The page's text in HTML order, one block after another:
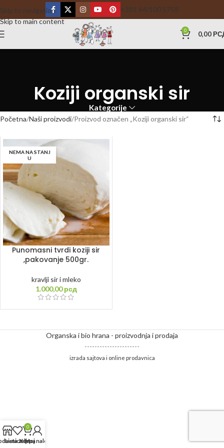
Skip to navigation
Skip to main content
+381 64/100 5758
0 0,00
Koziji organski sir
Kategorije
Početna Naši proizvodi Proizvod označen „Koziji organski sir“
NEMA NA STANJ
U
Punomasni tvrdi koziji sir
,pakovanje 500gr.
kravlji sir i mleko
1.000,00рсд
Organska i bio hrana - proizvodnja i prodaja
----------------------
izrada sajtova i online prodavnica
Lista želja
0
Korpa
Moj nalog